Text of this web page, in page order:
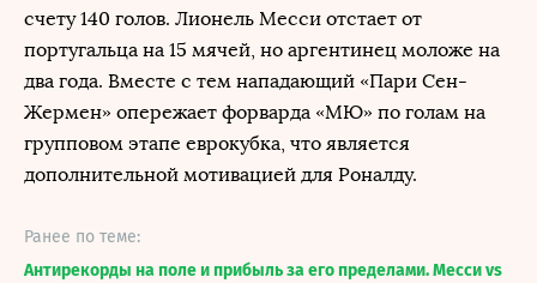
счету 140 голов. Лионель Месси отстает от
португальца на 15 мячей, но аргентинец моложе на
два года. Вместе с тем нападающий «Пари Сен-
Жермен» опережает форварда «МЮ» по голам на
групповом этапе еврокубка, что является
дополнительной мотивацией для Роналду.
Ранее по теме:
Антирекорды на поле и прибыль за его пределами. Месси vs